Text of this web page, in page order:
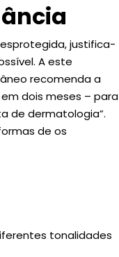
justifica-
A este
recomenda a
dois meses – para
de dermatologia”.
de os
tonalidades